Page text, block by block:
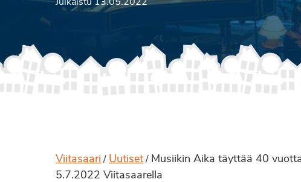
Julkaistu 13.05.2022
Viitasaari / Uutiset / Musiikin Aika täyttää 40
5.7.2022 Viitasaarella